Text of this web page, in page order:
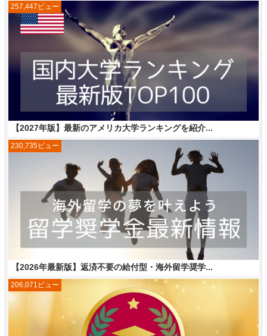
【2027年版】最新のアメリカ大学ランキングを紹介...
257,447ビュー
【2026年最新版】返済不要の給付型・海外留学奨学...
230,735ビュー
206,071ビュー